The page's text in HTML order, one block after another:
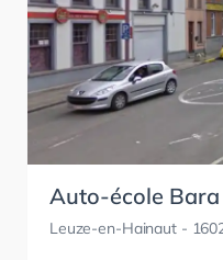
Auto-école
Leuze-en-Hainaut-